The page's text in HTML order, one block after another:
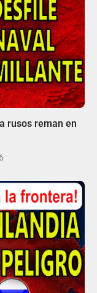
rusos reman en